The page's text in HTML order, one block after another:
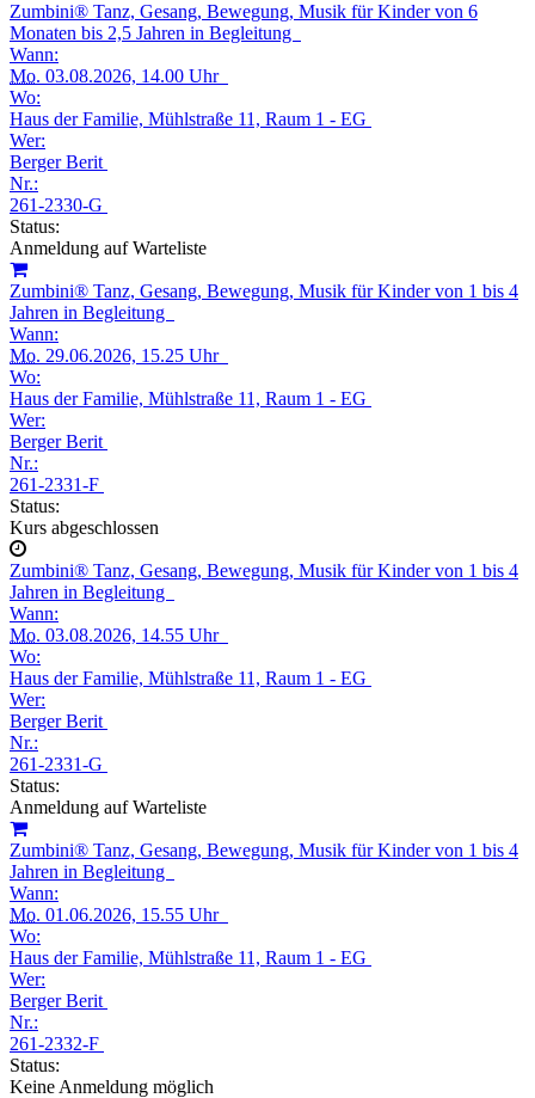
Zumbini® Tanz, Gesang, Bewegung, Musik für Kinder von 6
Monaten bis 2,5 Jahren in Begleitung
Wann:
Mo. 03.08.2026, 14.00 Uhr
Wo:
Haus der Familie, Mühlstraße 11, Raum 1 - EG
Wer:
Berger Berit
Nr.:
261-2330-G
Status:
Anmeldung auf Warteliste
Zumbini® Tanz, Gesang, Bewegung, Musik für Kinder von 1 bis 4
Jahren in Begleitung
Wann:
Mo. 29.06.2026, 15.25 Uhr
Wo:
Haus der Familie, Mühlstraße 11, Raum 1 - EG
Wer:
Berger Berit
Nr.:
261-2331-F
Status:
Kurs abgeschlossen
Zumbini® Tanz, Gesang, Bewegung, Musik für Kinder von 1 bis 4
Jahren in Begleitung
Wann:
Mo. 03.08.2026, 14.55 Uhr
Wo:
Haus der Familie, Mühlstraße 11, Raum 1 - EG
Wer:
Berger Berit
Nr.:
261-2331-G
Status:
Anmeldung auf Warteliste
Zumbini® Tanz, Gesang, Bewegung, Musik für Kinder von 1 bis 4
Jahren in Begleitung
Wann:
Mo. 01.06.2026, 15.55 Uhr
Wo:
Haus der Familie, Mühlstraße 11, Raum 1 - EG
Wer:
Berger Berit
Nr.:
261-2332-F
Status:
Keine Anmeldung möglich